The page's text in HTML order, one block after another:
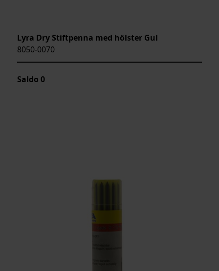
Lyra Dry Stiftpenna med hölster Gul
8050-0070
Saldo 0